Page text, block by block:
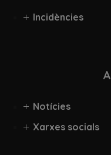
Incidències
Notícies
Xarxes socials